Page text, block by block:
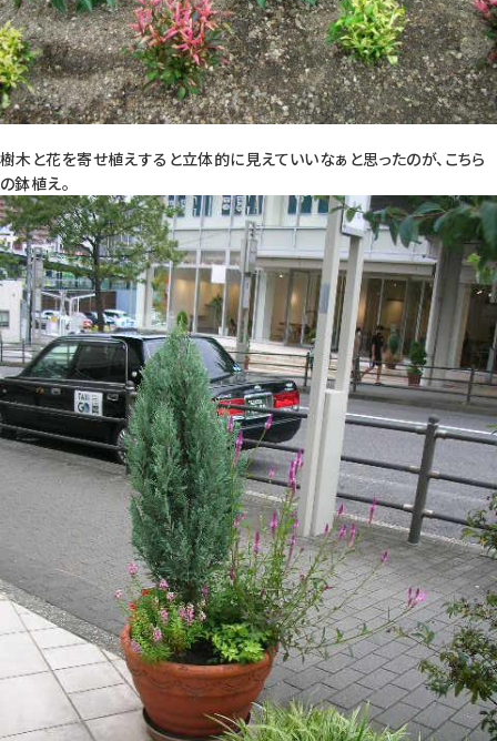
樹木と花を寄せ植えすると立体的に見えていいなぁと思ったのが、こちら
の鉢植え。